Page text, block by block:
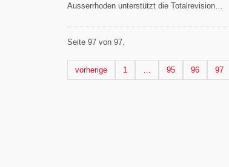
Ausserrhoden unterstützt die Totalrevision…
Seite 97 von 97.
Nächste Seite
vorherige Seite
1 … Seite
95 Seite
96 Seite
97